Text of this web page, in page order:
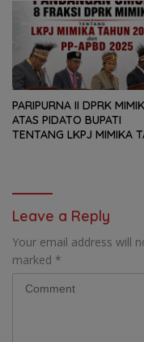
TETAPI SEJAUH MANA
MAMPU MENJAWAB
KEBUTUHAN
PARIPURNA II DPRK
ATAS PIDATO BUPATI
TENTANG LKPJ MIMIKA
Leave a Reply
Your email address will
marked *